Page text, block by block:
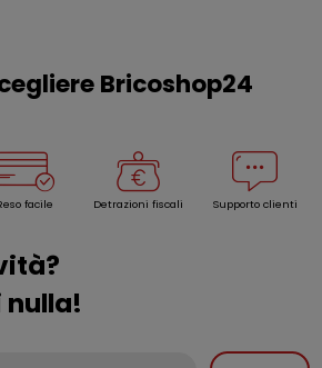
Bricoshop24
facile Detrazioni fiscali Supporto clienti
nulla!